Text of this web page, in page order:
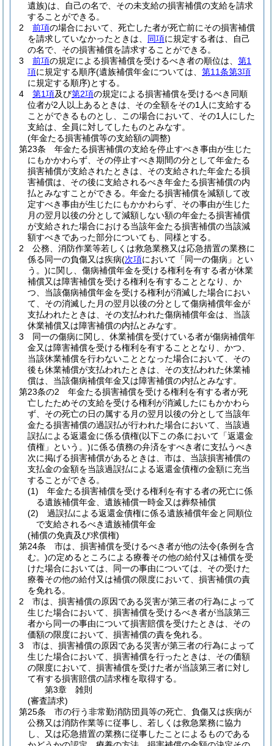
遺族)は、自己の名で、その未支給の損害補償の支給を請求
することができる。
2
前項の場合において、死亡した者が死亡前にその損害補償
を請求していなかったときは、 同項に規定する者は、自己
の名で、その損害補償を請求することができる。
3
前項の規定による損害補償を受けるべき者の順位は、 第1
項に規定する順序(遺族補償年金については、 第11条第3項
に規定する順序)とする。
4
第1項及び第2項の規定による損害補償を受けるべき同順
位者が2人以上あるときは、その全額をその1人に支給する
ことができるものとし、この場合において、その1人にした
支給は、全員に対してしたものとみなす。
(年金たる損害補償等の支給額の調整)
第23条
年金たる損害補償の支給を停止すべき事由が生じた
にもかかわらず、その停止すべき期間の分として年金たる
損害補償が支給されたときは、その支給された年金たる損
害補償は、その後に支給されるべき年金たる損害補償の内
払とみなすことができる。 年金たる損害補償を減額して改
定すべき事由が生じたにもかかわらず、その事由が生じた
月の翌月以後の分として減額しない額の年金たる損害補償
が支給された場合における当該年金たる損害補償の当該減
額すべきであった部分についても、同様とする。
2
公務、消防作業等若しくは救急業務又は応急措置の業務に
係る同一の負傷又は疾病(次項において「同一の傷病」とい
う。)に関し、傷病補償年金を受ける権利を有する者が休業
補償又は障害補償を受ける権利を有することとなり、か
つ、当該傷病補償年金を受ける権利が消滅した場合におい
て、その消滅した月の翌月以後の分として傷病補償年金が
支払われたときは、その支払われた傷病補償年金は、当該
休業補償又は障害補償の内払とみなす。
3
同一の傷病に関し、休業補償を受けている者が傷病補償年
金又は障害補償を受ける権利を有することとなり、かつ、
当該休業補償を行わないこととなった場合において、その
後も休業補償が支払われたときは、その支払われた休業補
償は、当該傷病補償年金又は障害補償の内払とみなす。
第23条の2
年金たる損害補償を受ける権利を有する者が死
亡したためその支給を受ける権利が消滅したにもかかわら
ず、その死亡の日の属する月の翌月以後の分として当該年
金たる損害補償の過誤払が行われた場合において、当該過
誤払による返還金に係る債権(以下この条において「返還金
債権」という。)に係る債務の弁済をすべき者に支払うべき
次に掲げる損害補償があるときは、市は、当該損害補償の
支払金の金額を当該過誤払による返還金債権の金額に充当
することができる。
(1)
年金たる損害補償を受ける権利を有する者の死亡に係
る遺族補償年金、遺族補償一時金又は葬祭補償
(2)
過誤払による返還金債権に係る遺族補償年金と同順位
で支給されるべき遺族補償年金
(補償の免責及び求償権)
第24条
市は、損害補償を受けるべき者が他の法令(条例を含
む。)の定めるところによる療養その他の給付又は補償を受
けた場合においては、同一の事由については、その受けた
療養その他の給付又は補償の限度において、損害補償の責
を免れる。
2
市は、損害補償の原因である災害が第三者の行為によって
生じた場合において、損害補償を受けるべき者が当該第三
者から同一の事由について損害賠償を受けたときは、その
価額の限度において、損害補償の責を免れる。
3
市は、損害補償の原因である災害が第三者の行為によって
生じた場合において、損害補償を行ったときは、その価額
の限度において、損害補償を受けた者が当該第三者に対し
て有する損害賠償の請求権を取得する。
第3章
雑則
(審査請求)
第25条
市の行う非常勤消防団員等の死亡、負傷又は疾病が
公務又は消防作業等に従事し、若しくは救急業務に協力
し、又は応急措置の業務に従事したことによるものである